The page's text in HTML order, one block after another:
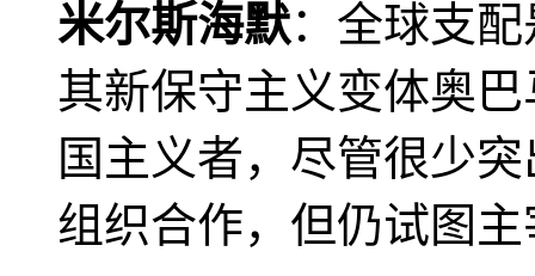
米尔斯海默：全球支
其新保守主义变体奥
国主义者，尽管很少
组织合作，但仍试图